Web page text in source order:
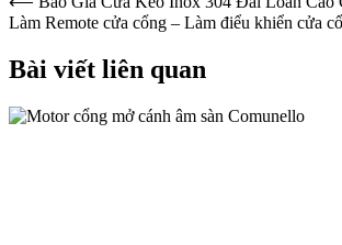
hướng
bài
Làm Remote cửa cổng – Làm điểu khiển cửa
Bài viết liên quan